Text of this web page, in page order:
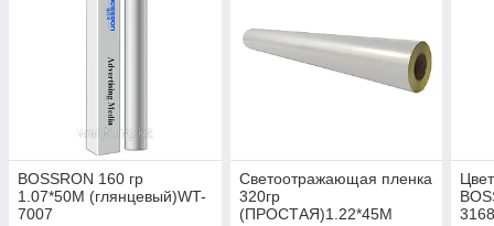
BOSSRON 160 гр
1.07*50M (глянцевый)WT-
7007
Светоотражающая пленка
320гр
(ПРОСТАЯ)1.22*45M